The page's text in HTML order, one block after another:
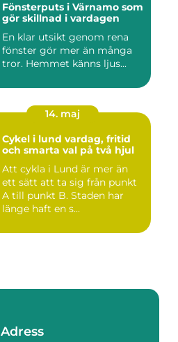
Fönsterputs i Värnamo som
gör skillnad i vardagen
En klar utsikt genom rena
fönster gör mer än många
tror. Hemmet känns ljus...
14. maj
Cykel i lund vardag, fritid
och smarta val på två hjul
Att cykla i Lund är mer än
ett sätt att ta sig från punkt
A till punkt B. Staden har
länge haft en s...
Adress